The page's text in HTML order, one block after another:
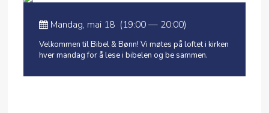
Mandag, mai 18 (19:00 — 20:00)
Velkommen til Bibel & Bønn! Vi møtes på loftet i kirken
hver mandag for å lese i bibelen og be sammen.